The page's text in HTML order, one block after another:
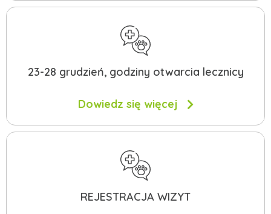
23-28 grudzień, godziny otwarcia lecznicy
Dowiedz się więcej
REJESTRACJA WIZYT